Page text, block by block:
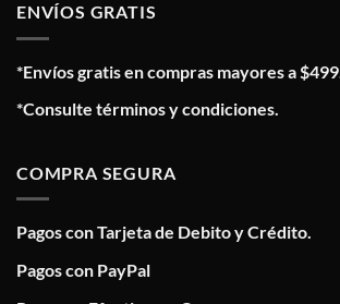
ENVÍOS GRATIS
*Envíos gratis en compras mayores a $499.
*Consulte términos y condiciones.
COMPRA SEGURA
Pagos con Tarjeta de Debito y Crédito.
Pagos con PayPal